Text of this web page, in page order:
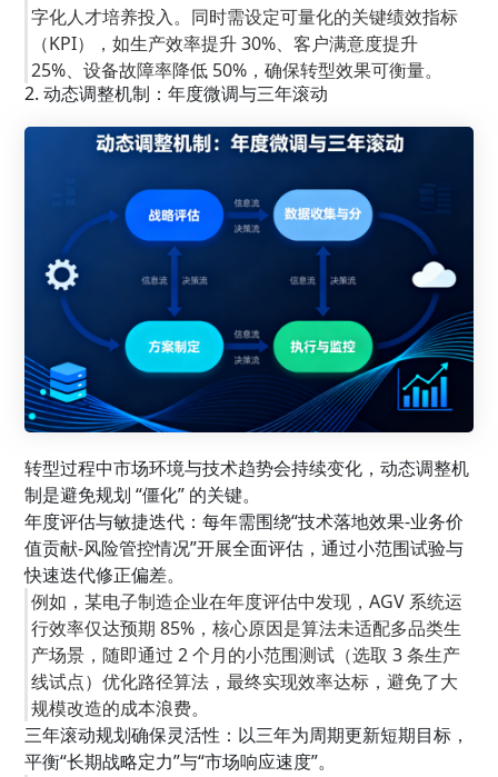
字化人才培养投入。同时需设定可量化的关键绩效指标
（KPI），如生产效率提升 30%、客户满意度提升
25%、设备故障率降低 50%，确保转型效果可衡量。
2. 动态调整机制：年度微调与三年滚动
转型过程中市场环境与技术趋势会持续变化，动态调整机
制是避免规划 “僵化” 的关键。
年度评估与敏捷迭代：每年需围绕“技术落地效果-业务价
值贡献-风险管控情况”开展全面评估，通过小范围试验与
快速迭代修正偏差。
例如，某电子制造企业在年度评估中发现，AGV 系统运
行效率仅达预期 85%，核心原因是算法未适配多品类生
产场景，随即通过 2 个月的小范围测试（选取 3 条生产
线试点）优化路径算法，最终实现效率达标，避免了大
规模改造的成本浪费。
三年滚动规划确保灵活性：以三年为周期更新短期目标，
平衡“长期战略定力”与“市场响应速度”。